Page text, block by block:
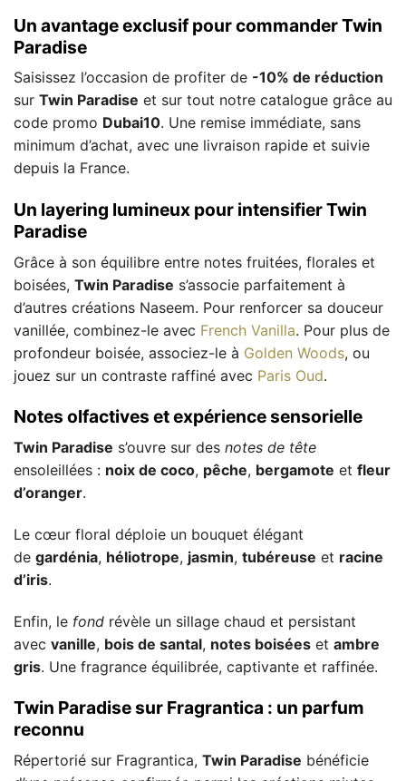
Un avantage exclusif pour commander Twin
Paradise
Saisissez l’occasion de profiter de -10% de réduction
sur Twin Paradise et sur tout notre catalogue grâce au
code promo Dubai10. Une remise immédiate, sans
minimum d’achat, avec une livraison rapide et suivie
depuis la France.
Un layering lumineux pour intensifier Twin
Paradise
Grâce à son équilibre entre notes fruitées, florales et
boisées, Twin Paradise s’associe parfaitement à
d’autres créations Naseem. Pour renforcer sa douceur
vanillée, combinez-le avec French Vanilla. Pour plus de
profondeur boisée, associez-le à Golden Woods, ou
jouez sur un contraste raffiné avec Paris Oud.
Notes olfactives et expérience sensorielle
Twin Paradise s’ouvre sur des notes de tête
ensoleillées : noix de coco, pêche, bergamote et fleur
d’oranger.
Le cœur floral déploie un bouquet élégant
de gardénia, héliotrope, jasmin, tubéreuse et racine
d’iris.
Enfin, le fond révèle un sillage chaud et persistant
avec vanille, bois de santal, notes boisées et ambre
gris. Une fragrance équilibrée, captivante et raffinée.
Twin Paradise sur Fragrantica : un parfum
reconnu
Répertorié sur Fragrantica, Twin Paradise bénéficie